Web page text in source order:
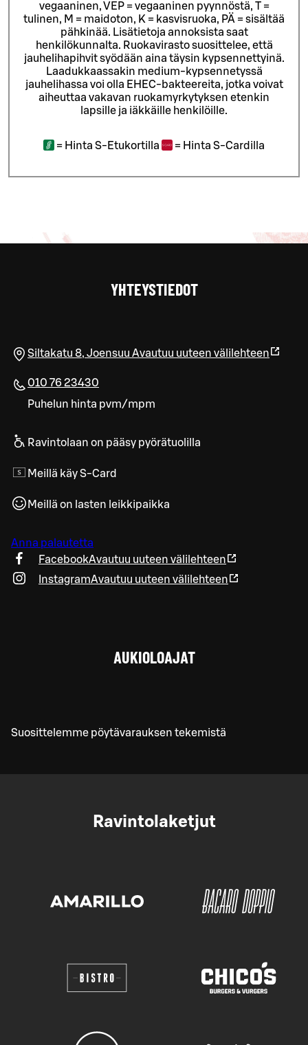
vegaaninen, VEP = vegaaninen pyynnöstä, T =
tulinen, M = maidoton, K = kasvisruoka, PÄ = sisältää
pähkinää. Lisätietoja annoksista saat
henkilökunnalta. Ruokavirasto suosittelee, että
jauhelihapihvit syödään aina täysin kypsennettyinä.
Laadukkaassakin medium-kypsennetyssä
jauhelihassa voi olla EHEC-bakteereita, jotka voivat
aiheuttaa vakavan ruokamyrkytyksen etenkin
lapsille ja iäkkäille henkilöille.
= Hinta S-Etukortilla = Hinta S-Cardilla
YHTEYSTIEDOT
Siltakatu 8, Joensuu Avautuu uuteen välilehteen
010 76 23430
Puhelun hinta pvm/mpm
Ravintolaan on pääsy pyörätuolilla
Meillä käy S-Card
Meillä on lasten leikkipaikka
Anna palautetta
FacebookAvautuu uuteen välilehteen
InstagramAvautuu uuteen välilehteen
AUKIOLOAJAT
Suosittelemme pöytävarauksen tekemistä
Ravintolaketjut